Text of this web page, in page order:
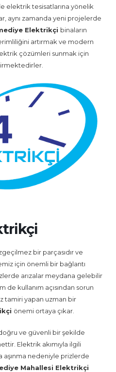
elektrik tesisatlarına yönelik
aynı zamanda yeni projelerde
Elektrikçi binaların
artırmak ve modern
çözümleri sunmak için
bir parçasıdır ve
için önemli bir bağlantı
arızalar meydana gelebilir
kullanım açısından sorun
tamiri yapan uzman bir
önemi ortaya çıkar.
ve güvenli bir şekilde
Elektrik akımıyla ilgili
aşınma nedeniyle prizlerde
Mahallesi Elektrikçi